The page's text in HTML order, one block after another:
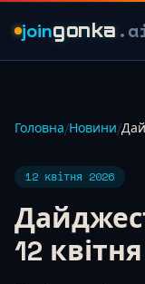
joingonka
Головна/Новини/
12 квітня 2026
12